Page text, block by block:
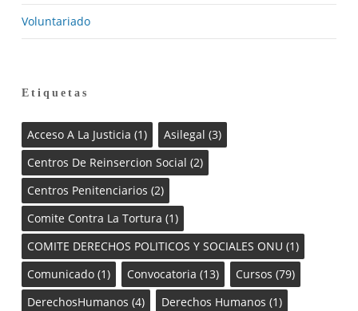
Voluntariado
Etiquetas
Acceso A La Justicia (1) Asilegal (3)
Centros De Reinsercion Social (2)
Centros Penitenciarios (2)
Comite Contra La Tortura (1)
COMITE DERECHOS POLITICOS Y SOCIALES ONU (1)
Comunicado(1) Convocatoria (13) Cursos (79)
DerechosHumanos (4) Derechos Humanos (1)